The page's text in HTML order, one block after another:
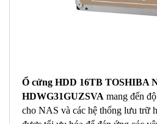
Ổ cứng HDD 16TB TOSHIBA
HDWG31GUZSVA mang đến
cho NAS và các hệ thống lưu trữ